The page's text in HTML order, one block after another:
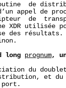
de
appel de
de
XDR utilisée
des
long prognum,
du
et du
port.